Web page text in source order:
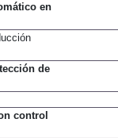
en
de
control